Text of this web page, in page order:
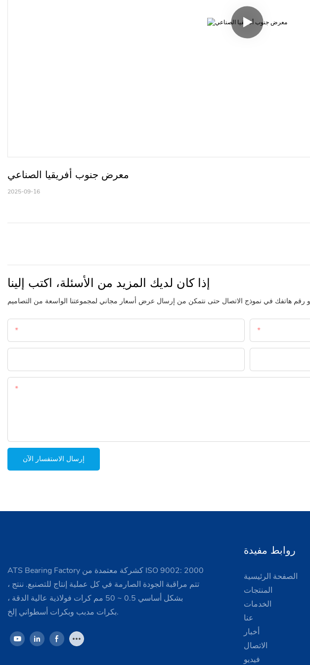
معرض جنوب أفريقيا الصناعي
2025-09-16
إذا كان لديك المزيد من الأسئلة، اكتب إلينا
إرسال الاستفسار الآن
ATS Bearing Factory كشركة معتمدة من ISO 9002: 2000
، تتم مراقبة الجودة الصارمة في كل عملية إنتاج للتصنيع. ننتج
بشكل أساسي 0.5 ~ 50 مم كرات فولاذية عالية الدقة ،
بكرات مدبب وبكرات أسطواني إلخ.
روابط مفيدة
الصفحة الرئيسية
المنتجات
الخدمات
عنا
أخبار
الاتصال
فيديو